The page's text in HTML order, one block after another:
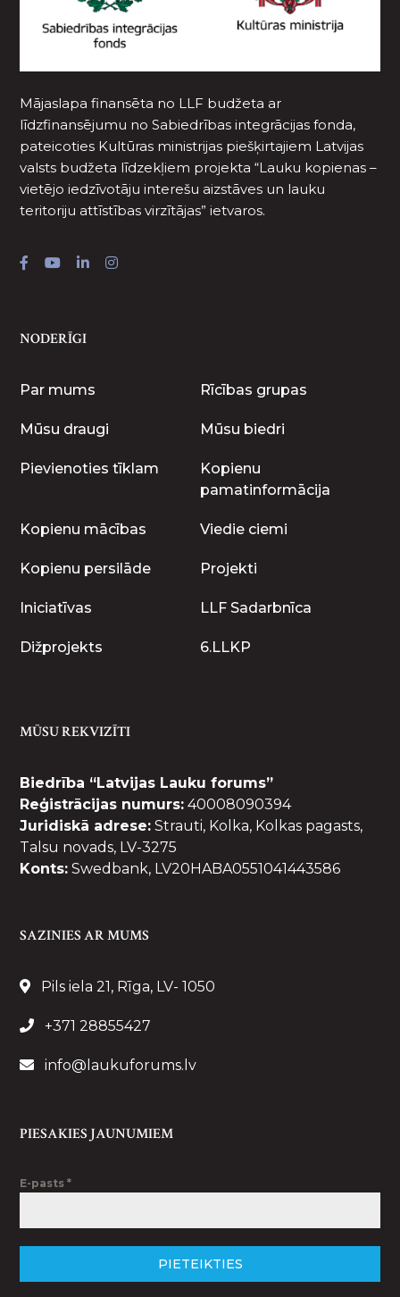
Mājaslapa finansēta no LLF budžeta ar
līdzfinansējumu no Sabiedrības integrācijas fonda,
pateicoties Kultūras ministrijas piešķirtajiem Latvijas
valsts budžeta līdzekļiem projekta “Lauku kopienas –
vietējo iedzīvotāju interešu aizstāves un lauku
teritoriju attīstības virzītājas” ietvaros.
NODERĪGI
Par mums Rīcības grupas
Mūsu draugi Mūsu biedri
Pievienoties tīklam
Kopienu
pamatinformācija
Kopienu mācības Viedie ciemi
Kopienu persilāde Projekti
Iniciatīvas LLF Sadarbnīca
Dižprojekts 6.LLKP
MŪSU REKVIZĪTI
Biedrība “Latvijas Lauku forums”
Reģistrācijas numurs: 40008090394
Juridiskā adrese: Strauti, Kolka, Kolkas pagasts,
Talsu novads, LV-3275
Konts: Swedbank, LV20HABA0551041443586
SAZINIES AR MUMS
Pils iela 21, Rīga, LV- 1050
+371 28855427
info@laukuforums.lv
PIESAKIES JAUNUMIEM
E-pasts*
PIETEIKTIES